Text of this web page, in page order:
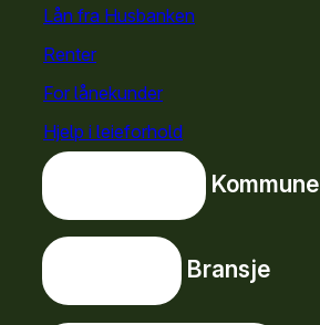
Lån fra Husbanken
Renter
For lånekunder
Hjelp i leieforhold
Kommune
Bransje